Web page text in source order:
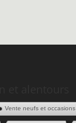
Vente neufs et occasions